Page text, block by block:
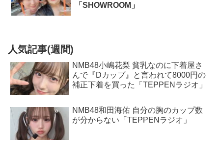
「SHOWROOM」
人気記事(週間)
NMB48小嶋花梨 貧乳なのに下着屋さ
んで『Dカップ』と言われて8000円の
補正下着を買った「TEPPENラジオ」
NMB48和田海佑 自分の胸のカップ数
が分からない「TEPPENラジオ」